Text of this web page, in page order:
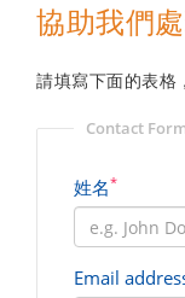
協助我們
請填寫下面的表格
Contact
姓名*
Email